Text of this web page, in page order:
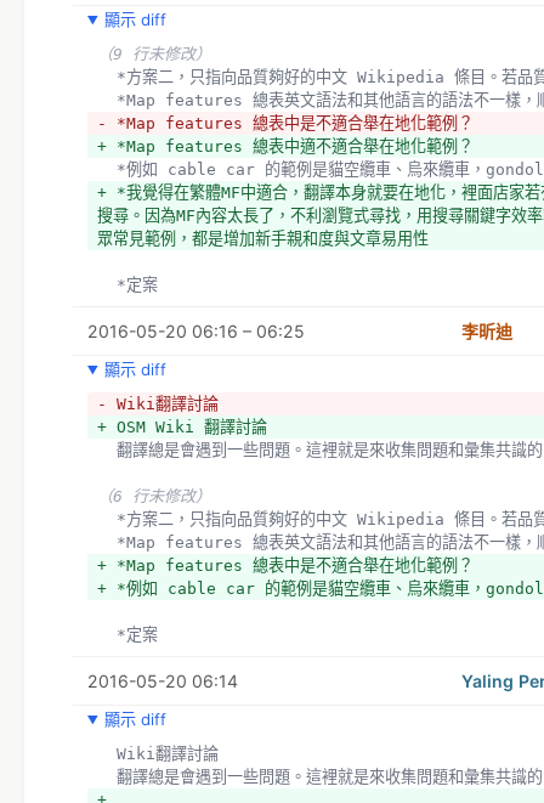
顯示 diff
（9 行未修改）
*方案二，只指向品質夠好的中文 Wikipedia 條目。若品
*Map features 總表英文語法和其他語言的語法不一樣，
- *Map features 總表中是不適合舉在地化範例？
+ *Map features 總表中適不適合舉在地化範例？
*例如 cable car 的範例是貓空纜車、烏來纜車，
+ *我覺得在繁體MF中適合，翻譯本身就要在地化，裡面店家
搜尋。因為MF內容太長了，不利瀏覽式尋找，用搜尋關鍵字效
眾常見範例，都是增加新手親和度與文章易用性
  *定案
2016-05-20 06:16 – 06:25 李昕迪
顯示 diff
- Wiki翻譯討論
+ OSM Wiki 翻譯討論
翻譯總是會遇到一些問題。這裡就是來收集問題和彙集共識
（6 行未修改）
*方案二，只指向品質夠好的中文 Wikipedia 條目。若品
*Map features 總表英文語法和其他語言的語法不一樣，
+ *Map features 總表中是不適合舉在地化範例？
+ *例如 cable car 的範例是貓空纜車、烏來纜車，
  *定案
2016-05-20 06:14 Yaling
顯示 diff
  Wiki翻譯討論
翻譯總是會遇到一些問題。這裡就是來收集問題和彙集共識